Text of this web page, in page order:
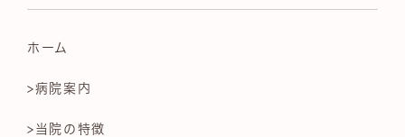
ホーム
>病院案内
>当院の特徴